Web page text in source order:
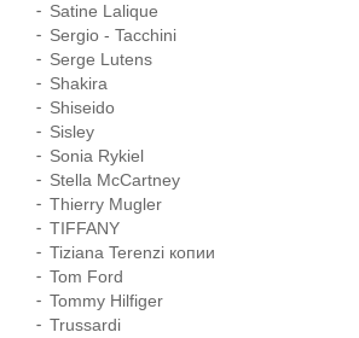
Satine Lalique
Sergio - Tacchini
Serge Lutens
Shakira
Shiseido
Sisley
Sonia Rykiel
Stella McCartney
Thierry Mugler
TIFFANY
Tiziana Terenzi копии
Tom Ford
Tommy Hilfiger
Trussardi